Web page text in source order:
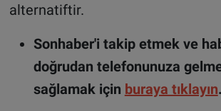
alternatiftir.
Sonhaber'i takip etmek ve
doğrudan telefonunuza
sağlamak için buraya tıklayın.